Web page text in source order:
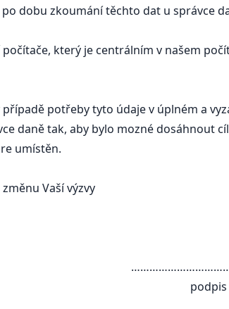
dobu zkoumání těchto dat u správce
počítače, který je centrálním v našem
případě potřeby tyto údaje v úplném a
daně tak, aby bylo mozné dosáhnout
umístěn.
Vaší výzvy